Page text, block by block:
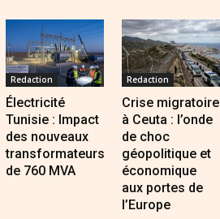
Redaction
Électricité
Tunisie : Impact
des nouveaux
transformateurs
de 760 MVA
Redaction
Crise migratoire
à Ceuta : l’onde
de choc
géopolitique et
économique
aux portes de
l’Europe